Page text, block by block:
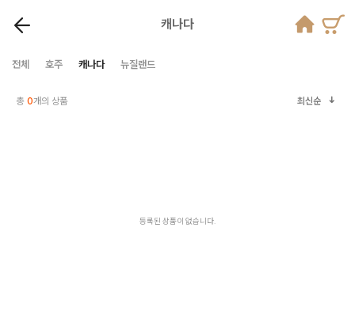
캐나다
전체 호주 캐나다 뉴질랜드
총 0개의 상품 최신순
등록된 상품이 없습니다.